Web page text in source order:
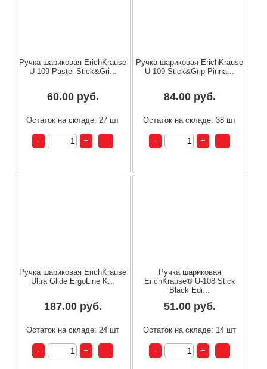
Ручка шариковая ErichKrause
U-109 Pastel Stick&Gri...
60.00 руб.
Остаток на складе: 27 шт
Ручка шариковая ErichKrause
U-109 Stick&Grip Pinna...
84.00 руб.
Остаток на складе: 38 шт
Ручка шариковая ErichKrause
Ultra Glide ErgoLine K...
187.00 руб.
Остаток на складе: 24 шт
Ручка шариковая
ErichKrause® U-108 Stick
Black Edi...
51.00 руб.
Остаток на складе: 14 шт